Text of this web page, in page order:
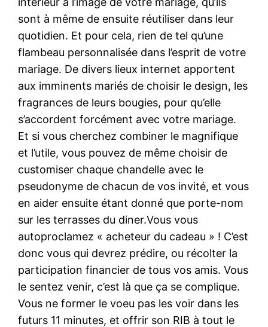
sont à même de ensuite réutiliser dans leur
quotidien. Et pour cela, rien de tel qu’une
flambeau personnalisée dans l’esprit de votre
mariage. De divers lieux internet apportent
aux imminents mariés de choisir le design, les
fragrances de leurs bougies, pour qu’elle
s’accordent forcément avec votre mariage.
Et si vous cherchez combiner le magnifique
et l’utile, vous pouvez de même choisir de
customiser chaque chandelle avec le
pseudonyme de chacun de vos invité, et vous
en aider ensuite étant donné que porte-nom
sur les terrasses du diner.Vous vous
autoproclamez « acheteur du cadeau » ! C’est
donc vous qui devrez prédire, ou récolter la
participation financier de tous vos amis. Vous
le sentez venir, c’est là que ça se complique.
Vous ne former le voeu pas les voir dans les
futurs 11 minutes, et offrir son RIB à tout le